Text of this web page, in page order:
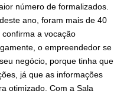
número de formalizados.
ano, foram mais de 40
a vocação
o empreendedor se
negócio, porque tinha que
já que as informações
otimizado. Com a Sala